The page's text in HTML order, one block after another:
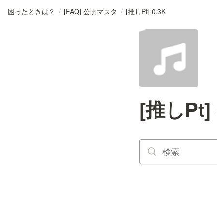
困ったときは？ / [FAQ] 公開マスタ / [推しPt] 0.3K
[推しPt]